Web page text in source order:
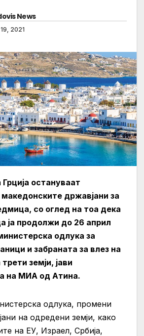
News
2021
остануваат
македонските државјани за
со оглед на тоа дека
ја продолжи до 26 април
одлука за
и забраната за влез на
земји, јави
на МИА од Атина.
одлука, промени
на одредени земји, како
на ЕУ, Израел, Србија,